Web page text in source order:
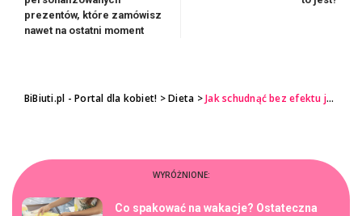
prezentów, które zamówisz
nawet na ostatni moment
BiBiuti.pl - Portal dla kobiet! >Dieta >Jak schudnąć bez efektu jojo? Tylko 3 kroki do sukcesu
WYRÓŻNIONE:
Co spakować na wakacje? Ostateczna